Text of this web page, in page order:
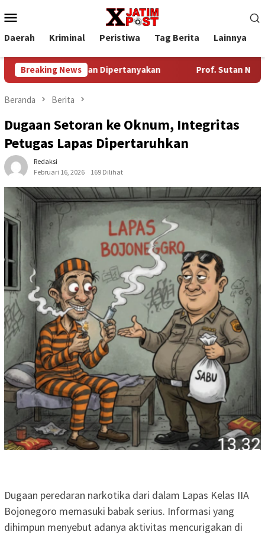
ke
kontenMobile
Daerah Kriminal Peristiwa Tag Berita Lainnya
Breaking News
Lahan Dipertanyakan Prof. Sutan Nasomal
Beranda Berita
Dugaan Setoran ke Oknum, Integritas
Petugas Lapas Dipertaruhkan
Redaksi
Februari 16, 2026
169 Dilihat
Dugaan peredaran narkotika dari dalam Lapas Kelas IIA
Bojonegoro memasuki babak serius. Informasi yang
dihimpun menyebut adanya aktivitas mencurigakan di